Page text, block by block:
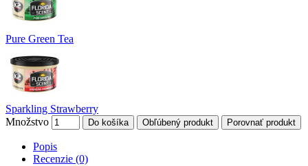
Pure Green Tea
Sparkling Strawberry
Množstvo
Do košíka Obľúbený produkt Porovnať produkt
Popis
Recenzie (0)